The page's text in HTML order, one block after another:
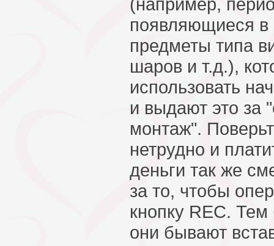
появляющиеся в
предметы типа
шаров и т.д.),
использовать
и выдают это за
монтаж".
нетрудно и
деньги так же
за то, чтобы
кнопку REC.
они бывают